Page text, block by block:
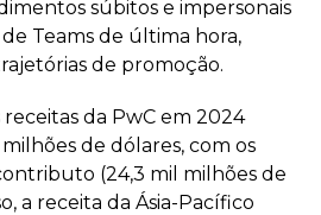
súbitos e impersonais
Teams de última hora,
de promoção.
da PwC em 2024
de dólares, com os
(24,3 mil milhões de
a receita da Ásia-Pacífico